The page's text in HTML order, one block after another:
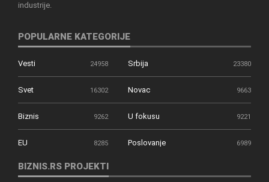
industrije.
POPULARNE KATEGORIJE
Vesti 24958 Srbija 23380
Svet 16302 Novac 9663
Biznis 9262 U fokusu 9221
EU 8285 Poslovanje 6989
BIZNIS.RS PROJEKTI